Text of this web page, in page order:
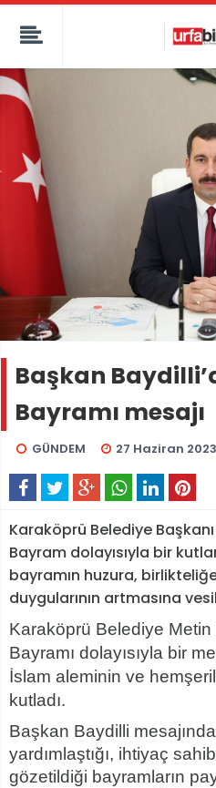
Başkan
Bayramı mesajı
GÜNDEM 27 Haziran
Karaköprü Belediye
Bayram dolayısıyla bir
bayramın huzura,
duygularının artmasına
Karaköprü Belediye
Bayramı dolayısıyla bir
İslam aleminin ve
kutladı.
Başkan Baydilli
yardımlaştığı, ihtiyaç
gözetildiği bayramların